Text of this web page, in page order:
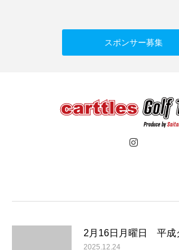
スポンサー募集
2月16日月曜日 平成
2025.12.24